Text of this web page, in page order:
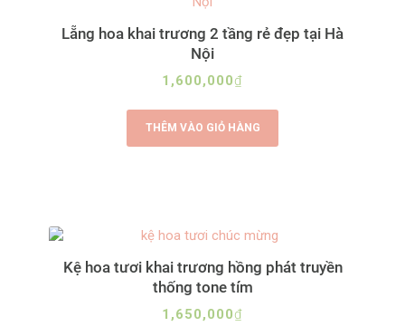
Lẵng hoa khai trương 2 tầng rẻ đẹp tại Hà
Nội
1,600,000₫
THÊM VÀO GIỎ HÀNG
Kệ hoa tươi khai trương hồng phát truyền
thống tone tím
1,650,000₫